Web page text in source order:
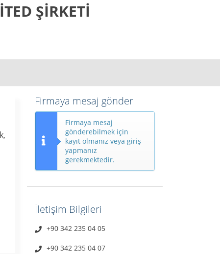
ŞİRKETİ
Firmaya mesaj gönder
Firmaya mesaj
gönderebilmek için
kayıt olmanız veya giriş
yapmanız
gerekmektedir.
İletişim Bilgileri
+90 342 235 04 05
+90 342 235 04 07